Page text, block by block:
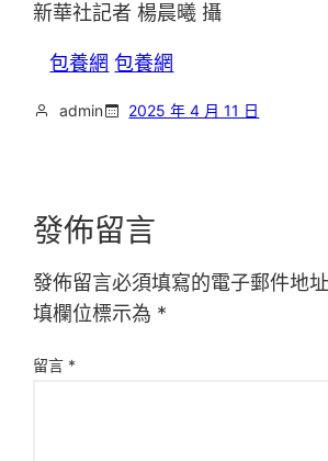
新華社記者 楊晨曦 攝
包養網 包養網
admin 2025 年 4 月 11 日
發佈留言
發佈留言必須填寫的電子郵件地
填欄位標示為 *
留言 *